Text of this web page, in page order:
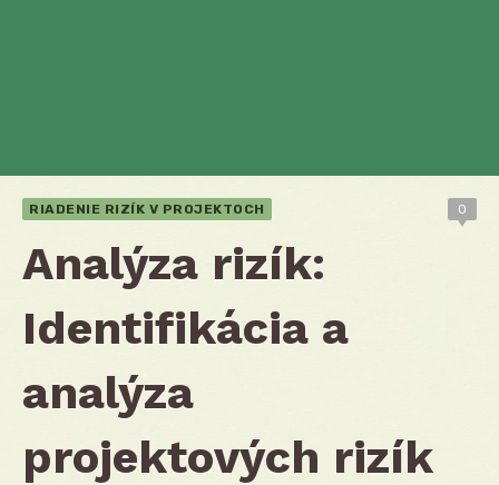
RIADENIE RIZÍK V PROJEKTOCH 0
Analýza rizík:
Identifikácia a
analýza
projektových rizík